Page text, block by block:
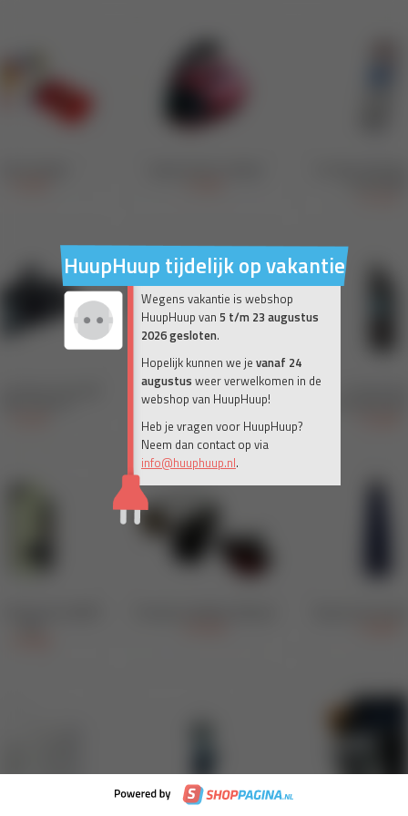
HuupHuup tijdelijk op vakantie
Wegens vakantie is webshop
HuupHuup van 5 t/m 23 augustus
2026 gesloten.
Hopelijk kunnen we je vanaf 24
augustus weer verwelkomen in de
webshop van HuupHuup!
Heb je vragen voor HuupHuup?
Neem dan contact op via
info@huuphuup.nl.